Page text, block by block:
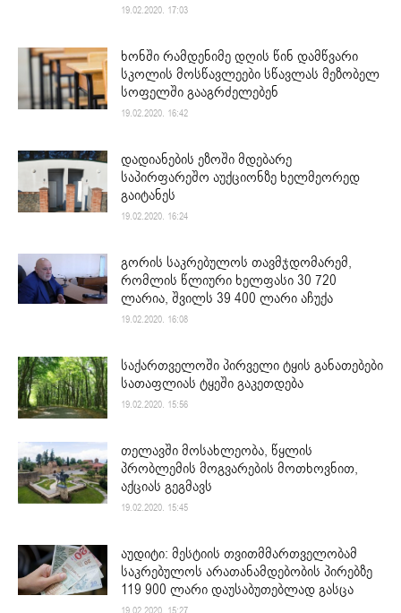
19.02.2020. 17:03
ხონში რამდენიმე დღის წინ დამწვარი
სკოლის მოსწავლეები სწავლას მეზობელ
სოფელში გააგრძელებენ
19.02.2020. 16:42
დადიანების ეზოში მდებარე
საპირფარეშო აუქციონზე ხელმეორედ
გაიტანეს
19.02.2020. 16:24
გორის საკრებულოს თავმჯდომარემ,
რომლის წლიური ხელფასი 30 720
ლარია, შვილს 39 400 ლარი აჩუქა
19.02.2020. 16:08
საქართველოში პირველი ტყის განათებები
სათაფლიას ტყეში გაკეთდება
19.02.2020. 15:56
თელავში მოსახლეობა, წყლის
პრობლემის მოგვარების მოთხოვნით,
აქციას გეგმავს
19.02.2020. 15:45
აუდიტი: მესტიის თვითმმართველობამ
საკრებულოს არათანამდებობის პირებზე
119 900 ლარი დაუსაბუთებლად გასცა